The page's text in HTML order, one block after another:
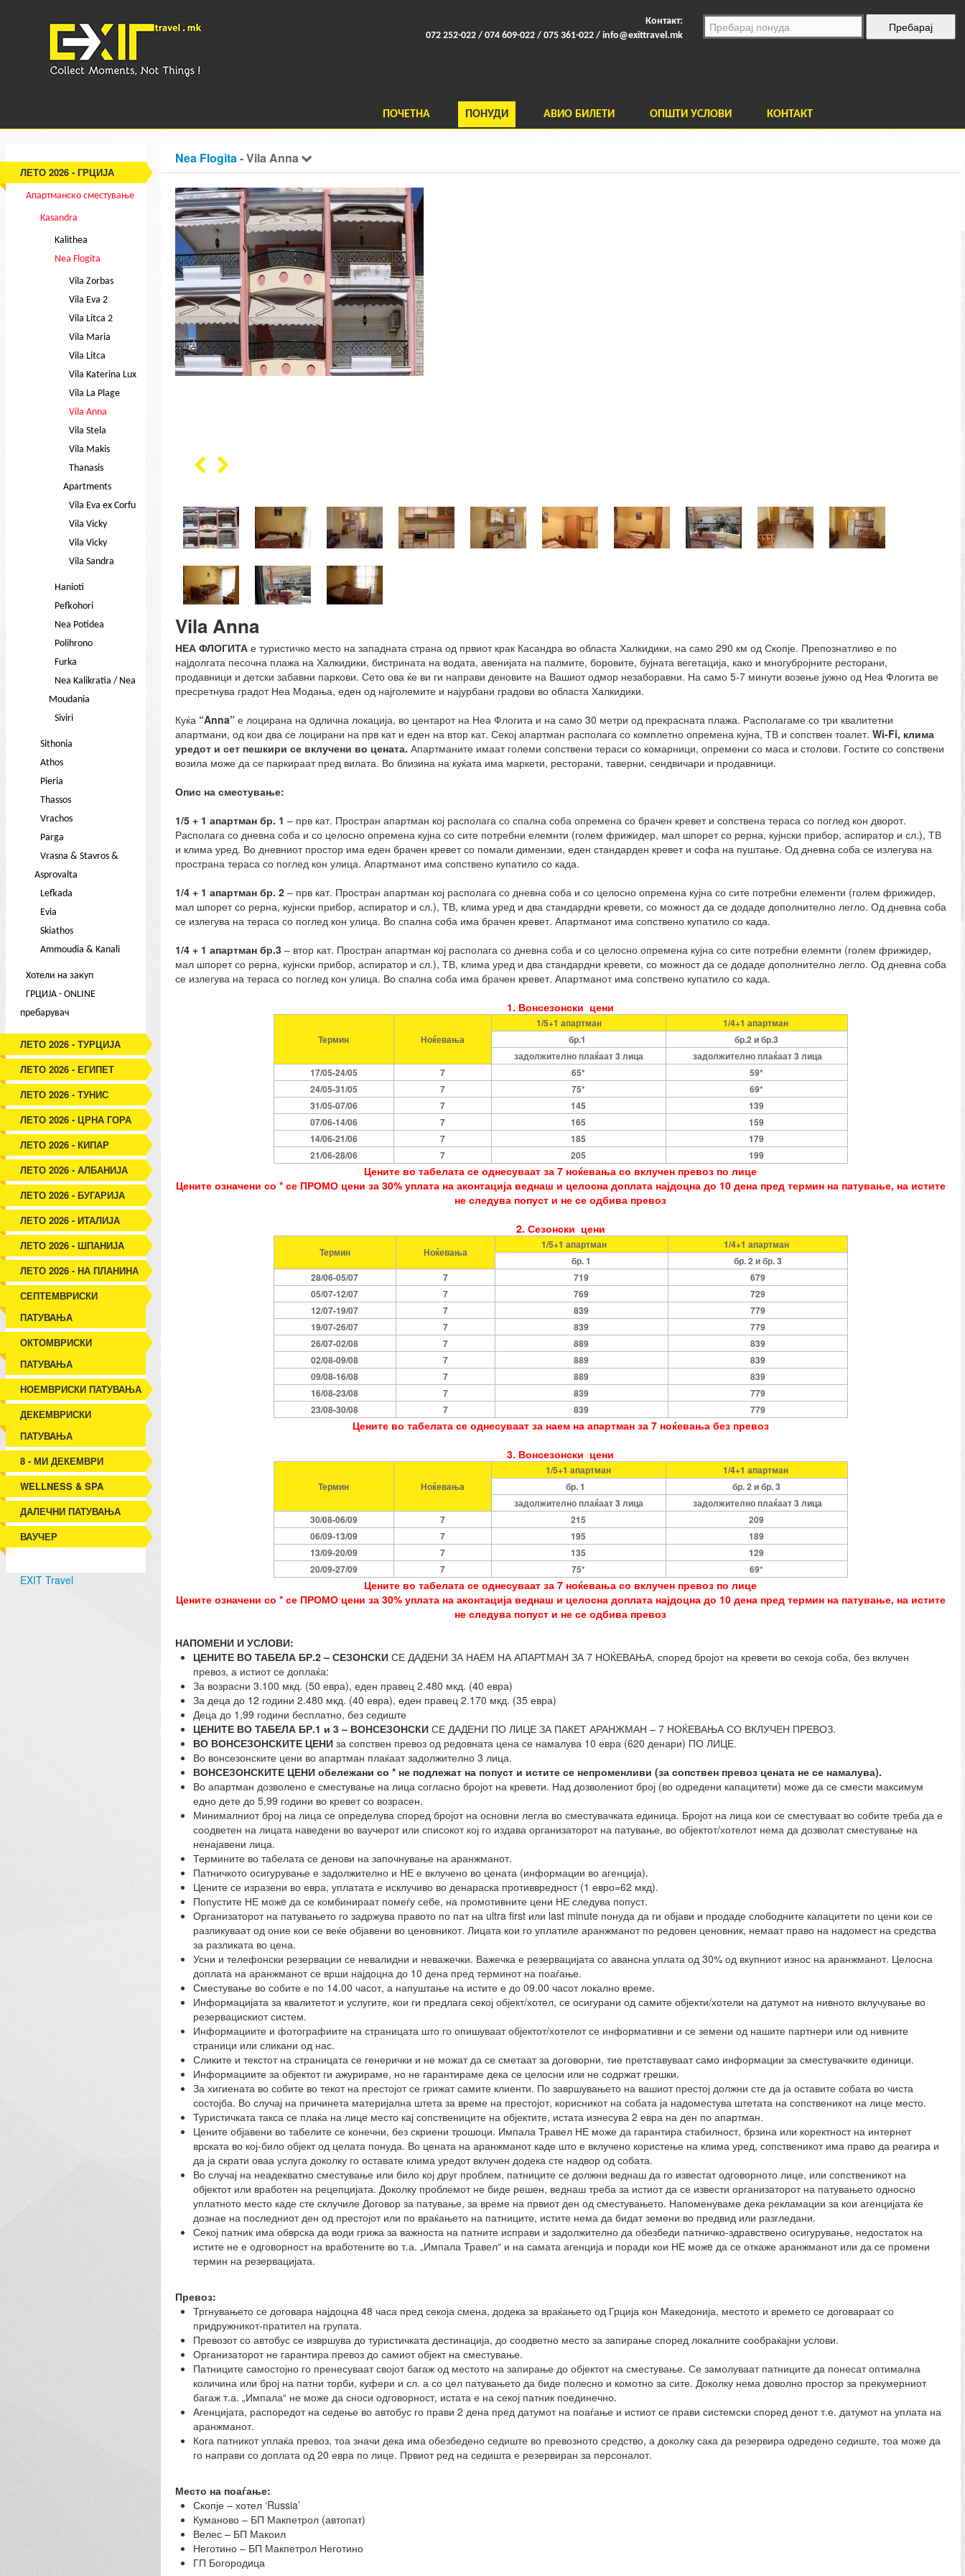
Контакт:
072 252-022 / 074 609-022 / 075 361-022 / info@exittravel.mk
ПОЧЕТНА ПОНУДИ АВИО БИЛЕТИ ОПШТИ УСЛОВИ КОНТАКТ
ЛЕТО 2026 - ГРЦИЈА
Апартманско сместување
Kasandra
Kalithea
Nea Flogita
Vila Zorbas
Vila Eva 2
Vila Litca 2
Vila Maria
Vila Litca
Vila Katerina Lux
Vila La Plage
Vila Anna
Vila Stela
Vila Makis
Thanasis
Apartments
Vila Eva ex Corfu
Vila Vicky
Vila Vicky
Vila Sandra
Hanioti
Pefkohori
Nea Potidea
Polihrono
Furka
Nea Kalikratia / Nea
Moudania
Siviri
Sithonia
Athos
Pieria
Thassos
Vrachos
Parga
Vrasna & Stavros &
Asprovalta
Lefkada
Evia
Skiathos
Ammoudia & Kanali
Хотели на закуп
ГРЦИЈА - ONLINE
пребарувач
ЛЕТО 2026 - ТУРЦИЈА
ЛЕТО 2026 - ЕГИПЕТ
ЛЕТО 2026 - ТУНИС
ЛЕТО 2026 - ЦРНА ГОРА
ЛЕТО 2026 - КИПАР
ЛЕТО 2026 - АЛБАНИЈА
ЛЕТО 2026 - БУГАРИЈА
ЛЕТО 2026 - ИТАЛИЈА
ЛЕТО 2026 - ШПАНИЈА
ЛЕТО 2026 - НА ПЛАНИНА
СЕПТЕМВРИСКИ
ПАТУВАЊА
ОКТОМВРИСКИ
ПАТУВАЊА
НОЕМВРИСКИ ПАТУВАЊА
ДЕКЕМВРИСКИ
ПАТУВАЊА
8 - МИ ДЕКЕМВРИ
WELLNESS & SPA
ДАЛЕЧНИ ПАТУВАЊА
ВАУЧЕР
EXIT Travel
Nea Flogita- Vila Anna
Vila Anna
НЕА ФЛОГИТАе туристичко место на западната страна од првиот крак Касандра во областа Халкидики, на само 290 км од Скопје. Препознатливо е по
најдолгата песочна плажа на Халкидики, бистрината на водата, авенијата на палмите, боровите, бујната вегетација, како и многубројните ресторани,
продавници и детски забавни паркови. Сето ова ќе ви ги направи деновите на Вашиот одмор незаборавни. На само 5-7 минути возење јужно од Неа Флогита ве
пресретнува градот Неа Модања, еден од најголемите и најурбани градови во областа Халкидики.
Куќа “Anna”е лоцирана на oдлична локација, во центарот на Неа Флогита и на само 30 метри од прекрасната плажа. Располагаме со три квалитетни
апартмани, од кои два се лоцирани на прв кат и еден на втор кат. Секој апартман располага со комплетно опремена кујна, ТВ и сопствен тоалет. Wi-Fi, клима
уредот и сет пешкири се вклучени во цената. Апартманите имаат големи сопствени тераси со комарници, опремени со маса и столови. Гостите со сопствени
возила може да се паркираат пред вилата. Во близина на куќата има маркети, ресторани, таверни, сендвичари и продавници.
Опис на сместување:
1/5+ 1 апартман бр. 1 – прв кат. Простран апартман кој располага со спална соба опремена со брачен кревет и сопствена тераса со поглед кон дворот.
Располага со дневна соба и со целосно опремена кујна со сите потребни елемнти (голем фрижидер, мал шпорет со рерна, кујнски прибор, аспиратор и сл.), ТВ
и клима уред. Во дневниот простор има еден брачен кревет со помали димензии, еден стандарден кревет и софа на пуштање. Од дневна соба се излегува на
пространа тераса со поглед кон улица. Апартманот има сопствено купатило со када.
1/4 + 1 апартман бр. 2– прв кат. Простран апартман кој располага со дневна соба и со целосно опремена кујна со сите потребни елементи (голем фрижидер,
мал шпорет со рерна, кујнски прибор, аспиратор и сл.), ТВ, клима уред и два стандардни кревети, со можност да се додаде дополнително легло. Од дневна соба
се излегува на тераса со поглед кон улица. Во спална соба има брачен кревет. Апартманот има сопствено купатило со када.
1/4 + 1 апартман бр.3 – втор кат. Простран апартман кој располага со дневна соба и со целосно опремена кујна со сите потребни елемнти (голем фрижидер,
мал шпорет со рерна, кујнски прибор, аспиратор и сл.), ТВ, клима уред и два стандардни кревети, со можност да се додаде дополнително легло. Од дневна соба
се излегува на тераса со поглед кон улица. Во спална соба има брачен кревет. Апартманот има сопствено купатило со када.
1. Вонсезонски цени
Термин Ноќевања
1/5+1 апартман
1/4+1 апартман
бр.1
бр.2 и бр.3
задолжително плаќаат 3 лица
задолжително плаќаат 3 лица
17/05-24/05
7 65*
59*
24/05-31/05
7 75*
69*
31/05-07/06
7 145
139
07/06-14/06
7 165
159
14/06-21/06
7 185
179
21/06-28/06
7 205 199
Цените во табелата се однесуваат за 7 ноќевања со вклучен превоз по лице
Цените означени со * се ПРОМО цени за 30% уплата на аконтација веднаш и целосна доплата најдоцна до 10 дена пред термин на патување, на истите
не следува попуст и не се одбива превоз
2. Сезонски цени
Термин Ноќевања
1/5+1 апартман
1/4+1 апартман
бр. 1
бр. 2 и бр. 3
28/06-05/07
7 719
679
05/07-12/07
7 769
729
12/07-19/07
7 839
779
19/07-26/07
7 839
779
26/07-02/08
7 889
839
02/08-09/08
7 889
839
09/08-16/08
7 889
839
16/08-23/08
7 839
779
23/08-30/08
7 839 779
Цените во табелата се однесуваат за наем на апартман за 7 ноќевања без превоз
3. Вонсезонски цени
Термин Ноќевања
1/5+1 апартман
1/4+1 апартман
бр. 1
бр. 2 и бр. 3
задолжително плаќаат 3 лица
задолжително плаќаат 3 лица
30/08-06/09
7 215
209
06/09-13/09
7 195
189
13/09-20/09
7 135
129
20/09-27/09
7 75* 69*
Цените во табелата се однесуваат за 7 ноќевања со вклучен превоз по лице
Цените означени со * се ПРОМО цени за 30% уплата на аконтација веднаш и целосна доплата најдоцна до 10 дена пред термин на патување, на истите
не следува попуст и не се одбива превоз
НАПОМЕНИ И УСЛОВИ:
ЦЕНИТЕ ВО ТАБЕЛА БР.2 – СЕЗОНСКИСЕ ДАДЕНИ ЗА НАЕМ НА АПАРТМАН ЗА 7 НОЌЕВАЊА, според бројот на кревети во секоја соба, без вклучен
превоз, а истиот се доплаќа:
За возрасни 3.100 мкд. (50 евра), еден правец 2.480 мкд. (40 евра)
За деца до 12 години 2.480 мкд. (40 евра), еден правец 2.170 мкд. (35 евра)
Деца до 1,99 години бесплатно, без седиште
ЦЕНИТЕ ВО ТАБЕЛА БР.1 и 3 – ВОНСЕЗОНСКИСЕ ДАДЕНИ ПО ЛИЦЕ ЗА ПАКЕТ АРАНЖМАН – 7 НОЌЕВАЊА СО ВКЛУЧЕН ПРЕВОЗ.
ВО ВОНСЕЗОНСКИТЕ ЦЕНИза сопствен превоз од редовната цена се намалува 10 евра (620 денари) ПО ЛИЦЕ.
Во вонсезонските цени во апартман плаќаат задолжително 3 лица.
ВОНСЕЗОНСКИТЕ ЦЕНИобележани со * не подлежат на попуст и истите се непроменливи (за сопствен превоз цената не се намалува).
Во апартман дозволено е сместување на лица согласно бројот на кревети. Над дозволениот број (во одредени капацитети) може да се смести максимум
едно дете до 5,99 години во кревет со возрасен.
Минималниот број на лица се определува според бројот на основни легла во сместувачката единица. Бројот на лица кои се сместуваат во собите треба да е
соодветен на лицата наведени во ваучерот или списокот кој го издава организаторот на патување, во објектот/хотелот нема да дозволат сместување на
ненајавени лица.
Термините во табелата се денови на започнување на аранжманот.
Патничкото осигурување е задолжително и НЕ е вклучено во цената (информации во агенција).
Цените се изразени во евра, уплатата е исклучиво во денараска противвредност (1 евро=62 мкд).
Попустите НЕ можe да се комбинираат помеѓу себе, на промотивните цени НЕ следува попуст.
Организаторот на патувањето го задржува правото по пат на ultra first или last minute понуда да ги објави и продаде слободните капацитети по цени кои се
разликуваат од оние кои се веќе објавени во ценовникот. Лицата кои го уплатиле аранжманот по редовен ценовник, немаат право на надомест на средства
за разликата во цена.
Усни и телефонски резервации се невалидни и неважечки. Важечка е резервацијата со авансна уплата од 30% од вкупниот износ на аранжманот. Целосна
доплата на аранжманот се врши најдоцна до 10 дена пред терминот на поаѓање.
Сместување во собите е по 14.00 часот, а напуштање на истите е до 09.00 часот локално време.
Информацијата за квалитетот и услугите, кои ги предлага секој објект/хотел, се осигурани од самите објекти/хотели на датумот на нивното вклучување во
резервацискиот систем.
Информациите и фотографиите на страницата што го опишуваат објектот/хотелот се информативни и се земени од нашите партнери или од нивните
страници или сликани од нас.
Сликите и текстот на страницата се генерички и не можат да се сметаат за договорни, тие претставуваат само информации за сместувачките единици.
Информациите за објектот ги ажурираме, но не гарантираме дека се целосни или не содржат грешки.
За хигиената во собите во текот на престојот се грижат самите клиенти. По завршувањето на вашиот престој должни сте да ја оставите собата во чиста
состојба. Во случај на причинета материјална штета за време на престојот, корисникот на собата ја надоместува штетата на сопственикот на лице место.
Туристичката такса се плаќа на лице место кај сопствениците на објектите, истата изнесува 2 евра на ден по апартман.
Цените објавени во табелите се конечни, без скриени трошоци. Импала Травел НЕ може да гарантира стабилност, брзина или коректност на интернет
врската во кој-било објект од целата понуда. Во цената на аранжманот каде што е вклучено користење на клима уред, сопственикот има право да реагира и
да ја скрати оваа услуга доколку го оставате клима уредот вклучен додека сте надвор од собата.
Во случај на неадекватно сместување или било кој друг проблем, патниците се должни веднаш да го известат одговорното лице, или сопственикот на
објектот или вработен на рецепцијата. Доколку проблемот не биде решен, веднаш треба за истиот да се извести организаторот на патувањето односно
уплатното место каде сте склучиле Договор за патување, за време на првиот ден од сместувањето. Напоменуваме дека рекламации за кои агенцијата ќе
дознае на последниот ден од престојот или по враќањето на патниците, истите нема да бидат земени во предвид или разгледани.
Секој патник има обврска да води грижа за важноста на патните исправи и задолжително да обезбеди патничко-здравствено осигурување, недостаток на
истите не е одговорност на вработените во т.а. „Импала Травел“ и на самата агенција и поради кои НЕ можe да се откаже аранжманот или да се промени
термин на резервацијата.
Превоз:
Тргнувањето се договара најдоцна 48 часа пред секоја смена, додека за враќањето од Грција кон Македонија, местото и времето се договараат со
придружникот-пратител на групата.
Превозот со автобус се извршува до туристичката дестинација, до соодветно место за запирање според локалните сообраќајни услови.
Организаторот не гарантира превоз до самиот објект на сместување.
Патниците самостојно го пренесуваат својот багаж од местото на запирање до објектот на сместување. Се замолуваат патниците да понесат оптимална
количина или број на патни торби, куфери и сл. а со цел патувањето да биде полесно и комотно за сите. Доколку нема доволно простор за прекумерниот
багаж т.а. „Импала“ не може да сноси одговорност, истата е на секој патник поединечно.
Агенцијата, распоредот на седење во автобус го прави 2 дена пред датумот на поаѓање и истиот се прави системски според денот т.е. датумот на уплата на
аранжманот.
Кога патникот уплаќа превоз, тоа значи дека има обезбедено седиште во превозното средство, а доколку сака да резервира одредено седиште, тоа може да
го направи со доплата од 20 евра по лице. Првиот ред на седишта е резервиран за персоналот.
Место на поаѓање:
Скопје – хотел ‘Russia’
Куманово – БП Макпетрол (автопат)
Велес – БП Макоил
Неготино – БП Макпетрол Неготино
ГП Богородица